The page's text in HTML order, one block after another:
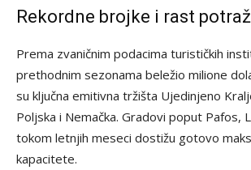
Rekordne brojke i rast
Prema zvaničnim podacima turističkih
prethodnim sezonama beležio milione
su ključna emitivna tržišta Ujedinjeno
Poljska i Nemačka. Gradovi poput Pafos,
tokom letnjih meseci dostižu gotovo
kapacitete.